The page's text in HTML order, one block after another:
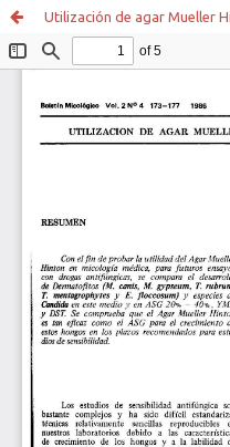
Utilización de agar Mueller